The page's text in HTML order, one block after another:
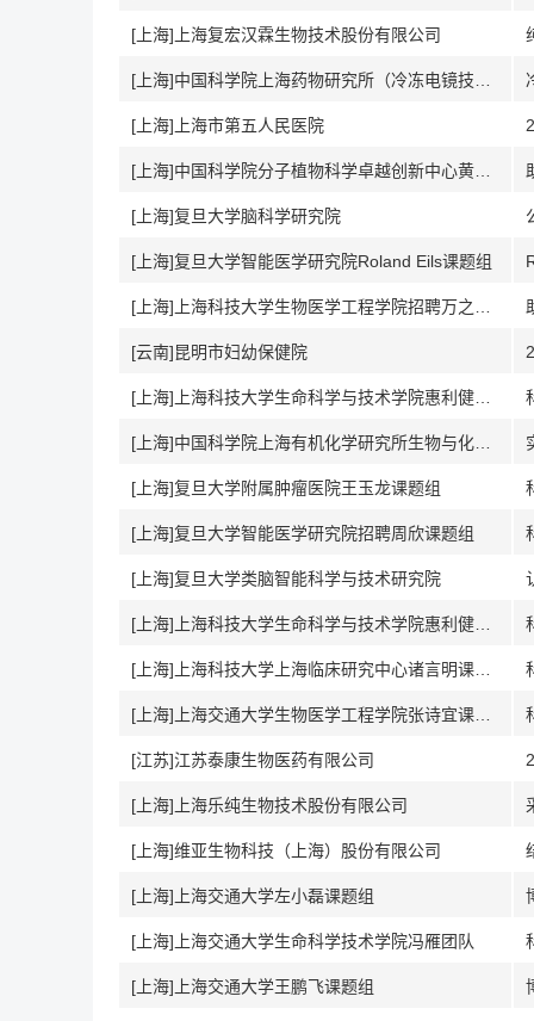
[上海]上海复宏汉霖生物技术股份有限公司
[上海]上海市第五人民医院
[上海]复旦大学脑科学研究院
[上海]复旦大学智能医学研究院Roland Eils课题组
[云南]昆明市妇幼保健院
[上海]复旦大学附属肿瘤医院王玉龙课题组
[上海]复旦大学智能医学研究院招聘周欣课题组
[上海]复旦大学类脑智能科学与技术研究院
[江苏]江苏泰康生物医药有限公司
[上海]上海乐纯生物技术股份有限公司
[上海]维亚生物科技（上海）股份有限公司
[上海]上海交通大学左小磊课题组
[上海]上海交通大学生命科学技术学院冯雁团队
[上海]上海交通大学王鹏飞课题组